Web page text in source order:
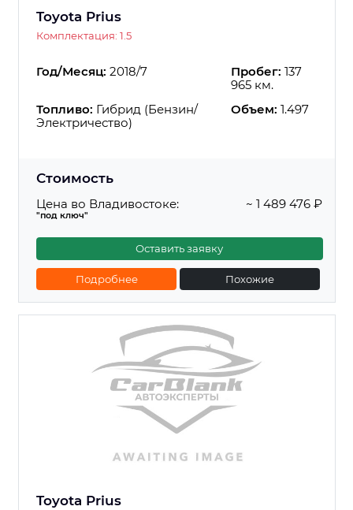
Toyota Prius
Комплектация: 1.5
Год/Месяц: 2018/7 Пробег: 137
965 км.
Топливо: Гибрид (Бензин/
Электричество)
Объем: 1.497
Стоимость
Цена во Владивостоке:
"под ключ"
~ 1 489 476 ₽
Оставить заявку
Подробнее Похожие
Toyota Prius